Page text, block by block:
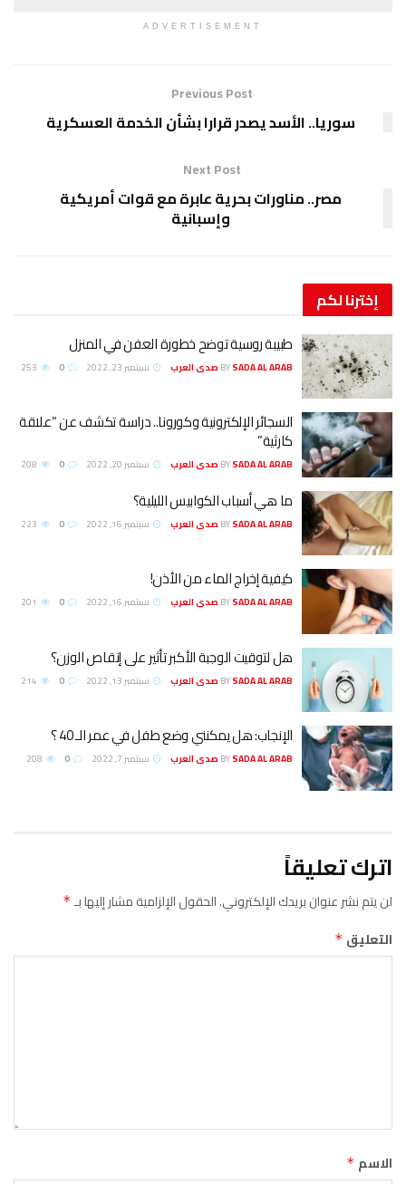
ADVERTISEMENT
Previous Post
سوريا.. الأسد يصدر قرارا بشأن الخدمة العسكرية
Next Post
مصر.. مناورات بحرية عابرة مع قوات أمريكية
وإسبانية
إخترنالكم
طبيبة روسية توضح خطورة العفن في المنزل
BYSADA AL ARAB صدى العرب سبتمبر 23, 2022
السجائر الإلكترونية وكورونا.. دراسة تكشف عن “علاقة
كارثية”
BYSADA AL ARAB صدى العرب سبتمبر 20, 2022
ما هي أسباب الكوابيس الليلية؟
BYSADA AL ARAB صدى العرب سبتمبر 16, 2022
كيفية إخراج الماء من الأذن!
BYSADA AL ARAB صدى العرب سبتمبر 16, 2022
هل لتوقيت الوجبة الأكبر تأثير على إنقاص الوزن؟
BYSADA AL ARAB صدى العرب سبتمبر 13, 2022
الإنجاب: هل يمكنني وضع طفل في عمر الـ 40 ؟
BYSADA AL ARAB صدى العرب سبتمبر 7, 2022
اترك تعليقاً
لن يتم نشر عنوان بريدك الإلكتروني.الحقول الإلزامية مشار إليها بـ*
التعليق *
الاسم *